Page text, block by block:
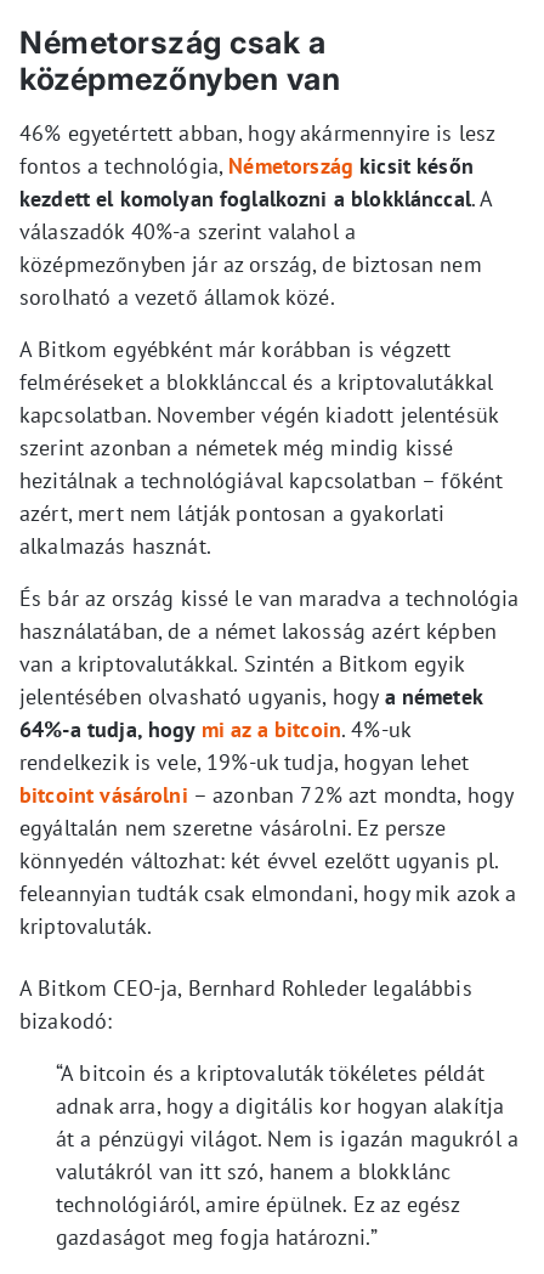
Németország csak a
középmezőnyben van
46% egyetértett abban, hogy akármennyire is lesz
fontos a technológia, Németország kicsit későn
kezdett el komolyan foglalkozni a blokklánccal. A
válaszadók 40%-a szerint valahol a
középmezőnyben jár az ország, de biztosan nem
sorolható a vezető államok közé.
A Bitkom egyébként már korábban is végzett
felméréseket a blokklánccal és a kriptovalutákkal
kapcsolatban. November végén kiadott jelentésük
szerint azonban a németek még mindig kissé
hezitálnak a technológiával kapcsolatban – főként
azért, mert nem látják pontosan a gyakorlati
alkalmazás hasznát.
És bár az ország kissé le van maradva a technológia
használatában, de a német lakosság azért képben
van a kriptovalutákkal. Szintén a Bitkom egyik
jelentésében olvasható ugyanis, hogy a németek
64%-a tudja, hogy mi az a bitcoin. 4%-uk
rendelkezik is vele, 19%-uk tudja, hogyan lehet
bitcoint vásárolni – azonban 72% azt mondta, hogy
egyáltalán nem szeretne vásárolni. Ez persze
könnyedén változhat: két évvel ezelőtt ugyanis pl.
feleannyian tudták csak elmondani, hogy mik azok a
kriptovaluták.
A Bitkom CEO-ja, Bernhard Rohleder legalábbis
bizakodó:
“A bitcoin és a kriptovaluták tökéletes példát
adnak arra, hogy a digitális kor hogyan alakítja
át a pénzügyi világot. Nem is igazán magukról a
valutákról van itt szó, hanem a blokklánc
technológiáról, amire épülnek. Ez az egész
gazdaságot meg fogja határozni.”